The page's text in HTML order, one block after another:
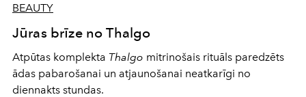
BEAUTY
Jūras brīze no Thalgo
Atpūtas komplekta Thalgo mitrinošais rituāls paredzēts
ādas pabarošanai un atjaunošanai neatkarīgi no
diennakts stundas.